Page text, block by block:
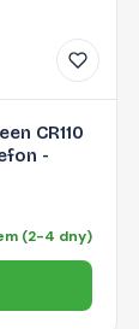
CR110
-
(2-4 dny)